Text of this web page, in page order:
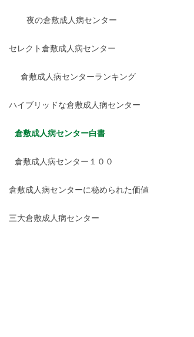
夜の倉敷成人病センター
セレクト倉敷成人病センター
倉敷成人病センターランキング
ハイブリッドな倉敷成人病センター
倉敷成人病センター白書
倉敷成人病センター１００
倉敷成人病センターに秘められた価値
三大倉敷成人病センター